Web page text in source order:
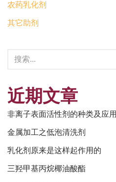
农药乳化剂
其它助剂
近期文章
非离子表面活性剂的种类及应用
金属加工之低泡清洗剂
乳化剂原来是这样起作用的
三羟甲基丙烷椰油酸酯